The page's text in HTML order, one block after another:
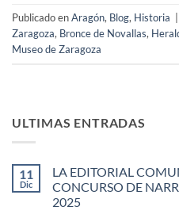
Publicado enAragón, Blog, Historia
Zaragoza, Bronce de Novallas,
Museo de Zaragoza
ULTIMAS ENTRADAS
11
Dic
LA EDITORIAL
CONCURSO DE
2025